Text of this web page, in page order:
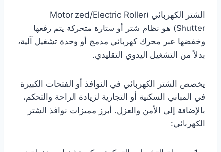
الشتر الكهربائي (Motorized/Electric Roller
Shutter) هو نظام شتر أو ستارة متحركة يتم رفعها
وخفضها عبر محرك كهربائي مدمج أو وحدة تشغيل آلية،
بدلاً من التشغيل اليدوي التقليدي.
يخصص الشتر الكهربائي في النوافذ أو الفتحات الكبيرة
في المباني السكنية أو التجارية لزيادة الراحة والتحكم،
بالإضافة إلى الأمن والعزل. أبرز مميزات نوافذ الشتر
الكهربائي: